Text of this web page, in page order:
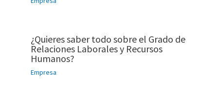
¿Quieres saber todo sobre el Grado de
Relaciones Laborales y Recursos
Humanos?
Empresa